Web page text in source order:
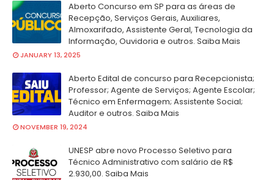
Aberto Concurso em SP para as áreas de
Recepção, Serviços Gerais, Auxiliares,
Almoxarifado, Assistente Geral, Tecnologia da
Informação, Ouvidoria e outros. Saiba Mais
JANUARY 13, 2025
Aberto Edital de concurso para Recepcionista;
Professor; Agente de Serviços; Agente Escolar;
Técnico em Enfermagem; Assistente Social;
Auditor e outros. Saiba Mais
NOVEMBER 19, 2024
UNESP abre novo Processo Seletivo para
Técnico Administrativo com salário de R$
2.930,00. Saiba Mais